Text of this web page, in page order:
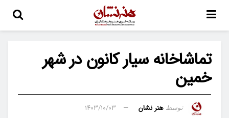
تماشاخانه سیار کانون در شهر
خمین
توسط هنر نشان ۱۴۰۳/۱۰/۰۳